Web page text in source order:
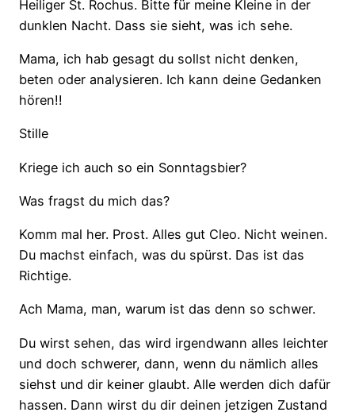
Heiliger St. Rochus. Bitte für meine Kleine in der
dunklen Nacht. Dass sie sieht, was ich sehe.
Mama, ich hab gesagt du sollst nicht denken,
beten oder analysieren. Ich kann deine Gedanken
hören!!
Stille
Kriege ich auch so ein Sonntagsbier?
Was fragst du mich das?
Komm mal her. Prost. Alles gut Cleo. Nicht weinen.
Du machst einfach, was du spürst. Das ist das
Richtige.
Ach Mama, man, warum ist das denn so schwer.
Du wirst sehen, das wird irgendwann alles leichter
und doch schwerer, dann, wenn du nämlich alles
siehst und dir keiner glaubt. Alle werden dich dafür
hassen. Dann wirst du dir deinen jetzigen Zustand